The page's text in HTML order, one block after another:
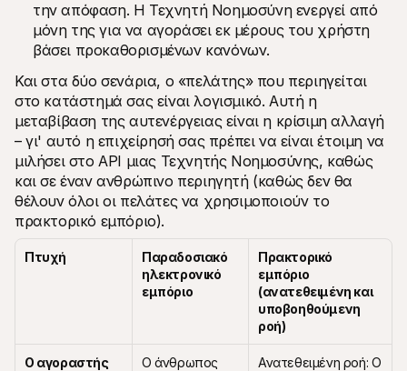
την απόφαση. Η Τεχνητή Νοημοσύνη ενεργεί από
μόνη της για να αγοράσει εκ μέρους του χρήστη
βάσει προκαθορισμένων κανόνων.
Και στα δύο σενάρια, ο «πελάτης» που περιηγείται
στο κατάστημά σας είναι λογισμικό. Αυτή η
μεταβίβαση της αυτενέργειας είναι η κρίσιμη αλλαγή
– γι' αυτό η επιχείρησή σας πρέπει να είναι έτοιμη να
μιλήσει στο API μιας Τεχνητής Νοημοσύνης, καθώς
και σε έναν ανθρώπινο περιηγητή (καθώς δεν θα
θέλουν όλοι οι πελάτες να χρησιμοποιούν το
πρακτορικό εμπόριο).
Πτυχή
Παραδοσιακό
ηλεκτρονικό
εμπόριο
Πρακτορικό
εμπόριο
(ανατεθειμένη και
υποβοηθούμενη
ροή)
Ο αγοραστής
Ο άνθρωπος
Ανατεθειμένη ροή: Ο